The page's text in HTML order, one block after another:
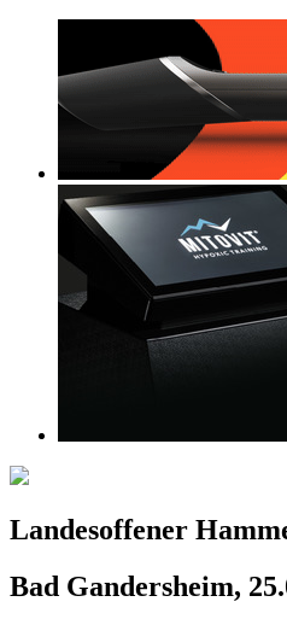
Landesoffener
Bad Gandersheim,